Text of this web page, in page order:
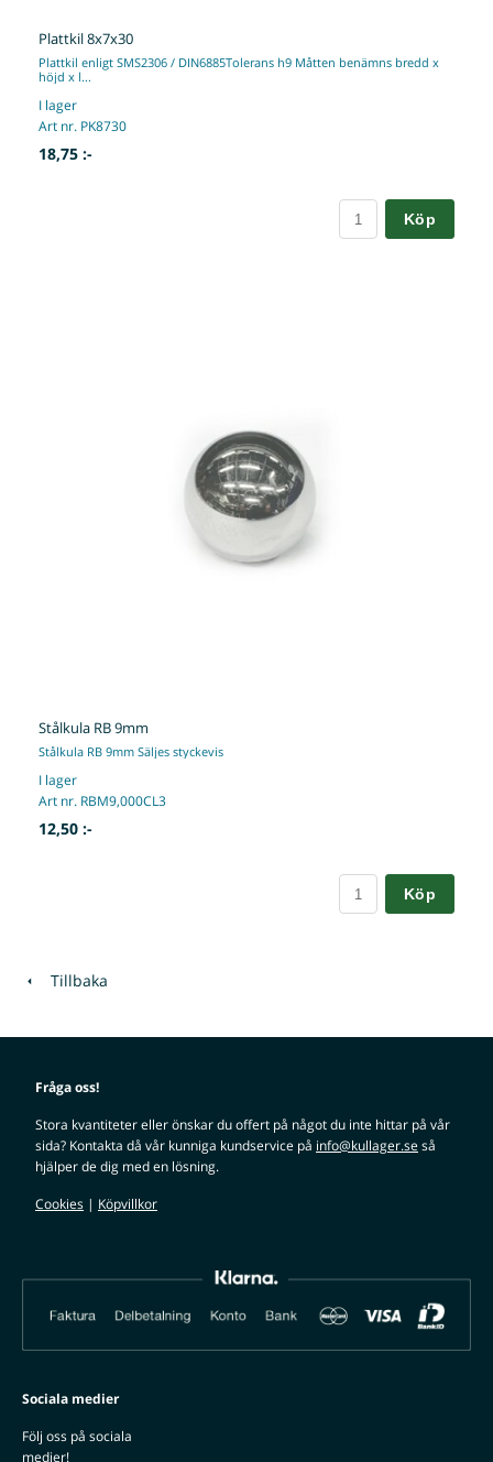
Plattkil 8x7x30
Plattkil enligt SMS2306 / DIN6885Tolerans h9 Måtten benämns bredd x
höjd x l...
I lager
Art nr. PK8730
18,75 :-
Köp
Stålkula RB 9mm
Stålkula RB 9mm Säljes styckevis
I lager
Art nr. RBM9,000CL3
12,50 :-
Köp
Tillbaka
Fråga oss!
Stora kvantiteter eller önskar du offert på något du inte hittar på vår
sida? Kontakta då vår kunniga kundservice på info@kullager.seså
hjälper de dig med en lösning.
Cookies | Köpvillkor
Sociala medier
Följ oss på sociala
medier!